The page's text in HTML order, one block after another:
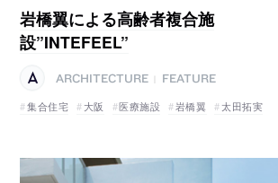
岩橋翼による高齢者複合施
設”INTEFEEL”
ARCHITECTURE
FEATURE
集合住宅
大阪 医療施設 岩橋翼 太田拓実